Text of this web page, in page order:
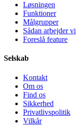
Løsningen
Funktioner
Målgrupper
Sådan arbejder vi
Foreslå feature
Selskab
Kontakt
Om os
Find os
Sikkerhed
Privatlivspolitik
Vilkår